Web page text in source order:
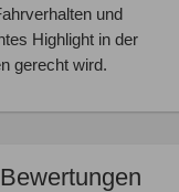
und
Highlight in der
gerecht wird.